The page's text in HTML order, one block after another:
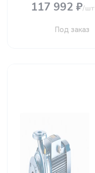
117 992 ₽/шт
Под заказ